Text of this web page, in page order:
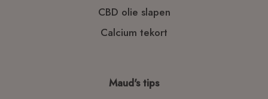
CBD olie slapen
Calcium tekort
Maud's tips